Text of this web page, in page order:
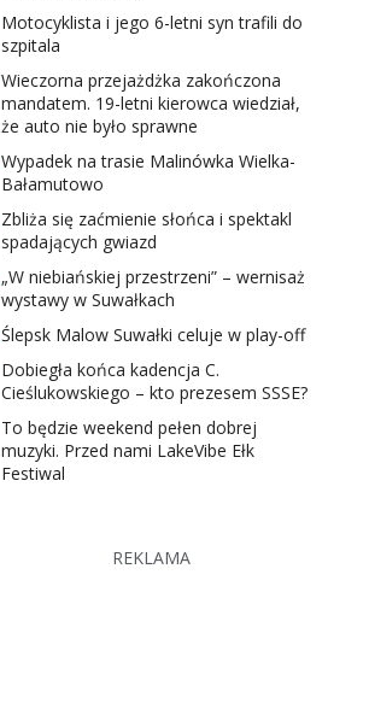
Motocyklista i jego 6-letni syn trafili do
szpitala
Wieczorna przejażdżka zakończona
mandatem. 19-letni kierowca wiedział,
że auto nie było sprawne
Wypadek na trasie Malinówka Wielka-
Bałamutowo
Zbliża się zaćmienie słońca i spektakl
spadających gwiazd
„W niebiańskiej przestrzeni” – wernisaż
wystawy w Suwałkach
Ślepsk Malow Suwałki celuje w play-off
Dobiegła końca kadencja C.
Cieślukowskiego – kto prezesem SSSE?
To będzie weekend pełen dobrej
muzyki. Przed nami LakeVibe Ełk
Festiwal
REKLAMA